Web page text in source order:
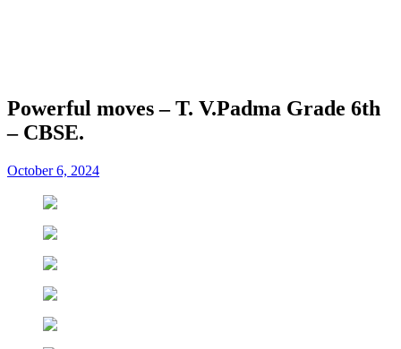
Powerful moves – T. V.Padma Grade 6th
– CBSE.
October 6, 2024